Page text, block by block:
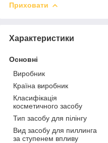
Приховати
Характеристики
Основні
Виробник
Країна виробник
Класифікація
косметичного засобу
Тип засобу для пілінгу
Вид засобу для пиллинга
за ступенем впливу